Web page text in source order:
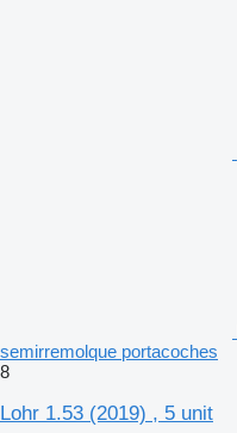
semirremolque portacoches
8
Lohr 1.53 (2019) , 5 unit